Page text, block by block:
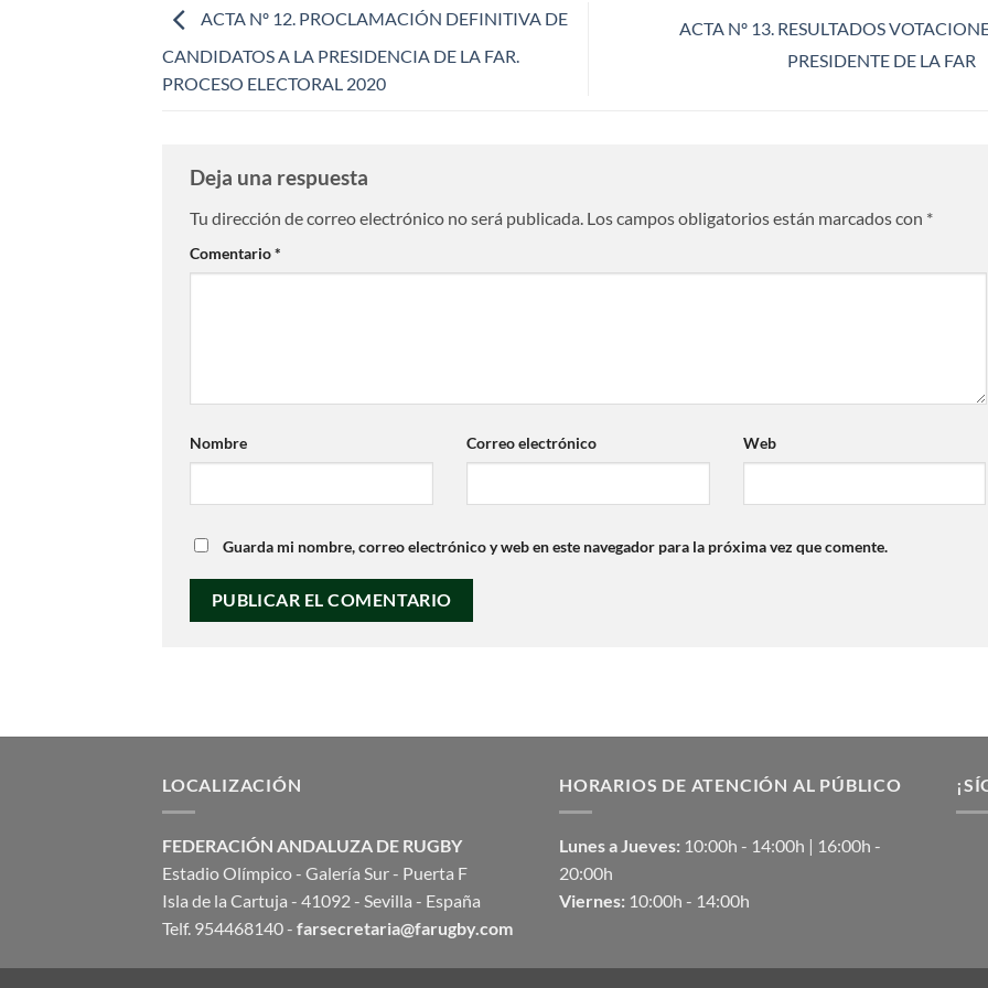
ACTA Nº 12. PROCLAMACIÓN DEFINITIVA DE
CANDIDATOS A LA PRESIDENCIA DE LA FAR.
PROCESO ELECTORAL 2020
ACTA Nº 13. RESULTADOS
PRESIDENTE DE LA FAR
Deja una respuesta
Tu dirección de correo electrónico no será publicada. Los campos obligatorios están marcados con *
Comentario*
Nombre Correo electrónico Web
Guarda mi nombre, correo electrónico y web en este navegador para la próxima vez que comente.
LOCALIZACIÓN
FEDERACIÓN ANDALUZA DE RUGBY
Estadio Olímpico - Galería Sur - Puerta F
Isla de la Cartuja - 41092 - Sevilla - España
Telf. 954468140 - farsecretaria@farugby.com
HORARIOS DE ATENCIÓN AL PÚBLICO
Lunes a Jueves: 10:00h - 14:00h | 16:00h -
20:00h
Viernes: 10:00h - 14:00h